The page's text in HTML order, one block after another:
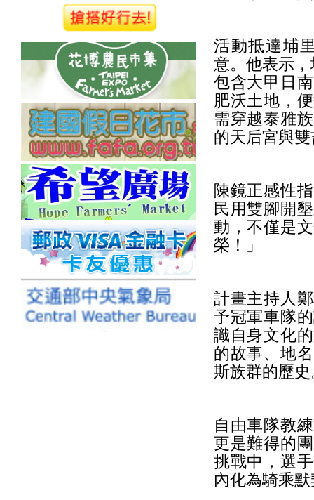
活動抵達埔
意。他表示
包含大甲日
肥沃土地，
需穿越泰雅
的天后宮與
陳鏡正感性
民用雙腳開
動，不僅是
榮！」
計畫主持人
予冠軍車隊
識自身文化
的故事、地
斯族群的歷
自由車隊教
更是難得的
挑戰中，選
內化為騎乘